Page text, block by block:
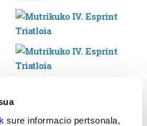
sure informacio pertsonala,